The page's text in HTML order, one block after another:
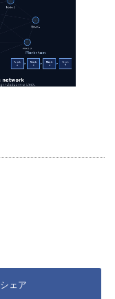
シェア